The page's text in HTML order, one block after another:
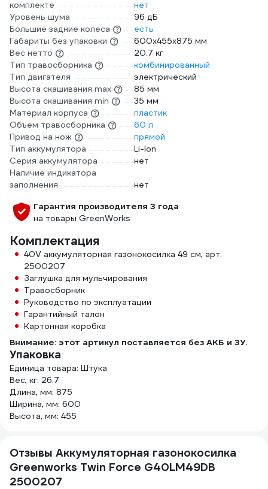
комплекте
нет
Уровень шума
96 дБ
Большие задние колеса
есть
Габариты без упаковки
600х455х875 мм
Вес нетто
20.7 кг
Тип травосборника
комбинированный
Тип двигателя
электрический
Высота скашивания max
85 мм
Высота скашивания min
35 мм
Материал корпуса
пластик
Объем травосборника
60 л
Привод на нож
прямой
Тип аккумулятора
Li-lon
Серия аккумулятора
нет
Наличие индикатора
заполнения
нет
Гарантия производителя 3 года
на товары GreenWorks
Комплектация
40V аккумуляторная газонокосилка 49 см, арт.
2500207
Заглушка для мульчирования
Травосборник
Руководство по эксплуатации
Гарантийный талон
Картонная коробка
Внимание: этот артикул поставляется без АКБ и ЗУ.
Упаковка
Единица товара: Штука
Вес, кг: 26.7
Длина, мм: 875
Ширина, мм: 600
Высота, мм: 455
Отзывы Аккумуляторная газонокосилка
Greenworks Twin Force G40LM49DB
2500207